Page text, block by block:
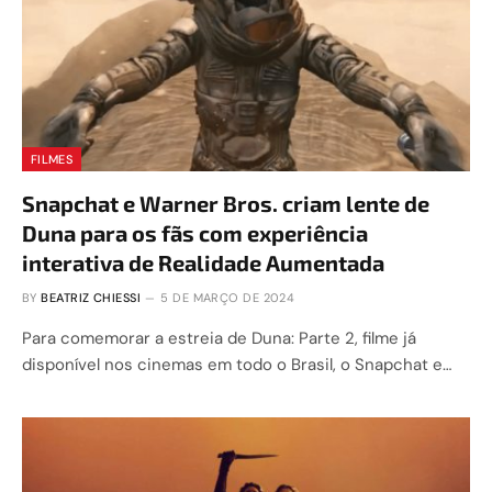
FILMES
Snapchat e Warner Bros. criam lente de
Duna para os fãs com experiência
interativa de Realidade Aumentada
BY BEATRIZ CHIESSI 5 DE MARÇO DE 2024
Para comemorar a estreia de Duna: Parte 2, filme já
disponível nos cinemas em todo o Brasil, o Snapchat e…